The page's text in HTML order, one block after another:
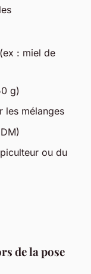
: miel de
g)
les mélanges
ou du
de la pose